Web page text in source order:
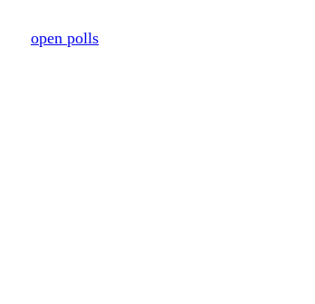
open polls